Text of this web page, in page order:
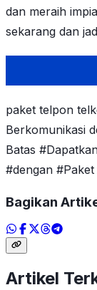
dan meraih
sekarang dan
paket telpon
Berkomunikasi
Batas
#dengan
Bagikan
Artikel